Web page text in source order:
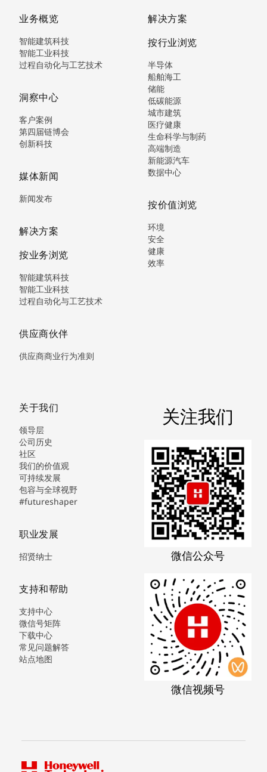
业务概览
智能建筑科技
智能工业科技
过程自动化与工艺技术
洞察中心
客户案例
第四届链博会
创新科技
媒体新闻
新闻发布
解决方案
按业务浏览
智能建筑科技
智能工业科技
过程自动化与工艺技术
供应商伙伴
供应商商业行为准则
解决方案
按行业浏览
半导体
船舶海工
储能
低碳能源
城市建筑
医疗健康
生命科学与制药
高端制造
新能源汽车
数据中心
按价值浏览
环境
安全
健康
效率
关于我们
领导层
公司历史
社区
我们的价值观
可持续发展
包容与全球视野
#futureshaper
职业发展
招贤纳士
支持和帮助
支持中心
微信号矩阵
下载中心
常见问题解答
站点地图
关注我们
微信公众号
微信视频号